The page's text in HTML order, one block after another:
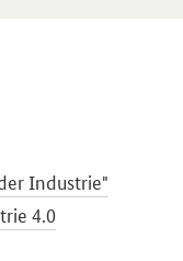
Industrie"
4.0